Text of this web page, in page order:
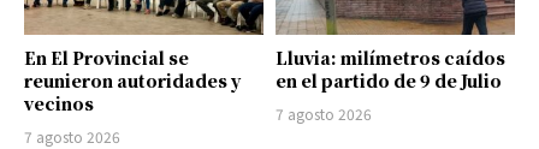
En El Provincial se
reunieron autoridades y
vecinos
7 agosto 2026
Lluvia: milímetros caídos
en el partido de 9 de Julio
7 agosto 2026